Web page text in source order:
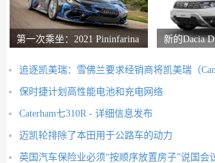
第一次乘坐：2021 Pininfarina
新的Dacia
追逐凯美瑞：雪佛兰要求经销商将凯美瑞（
保时捷计划高性能电池和充电网络
Caterham七310R - 详细信息发布
迈凯轮排除了本田用于公路车的动力
英国汽车保险业必须“按顺序放置房子”说国会